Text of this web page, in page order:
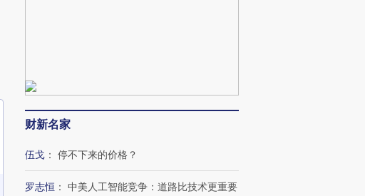
财新名家
伍戈 ： 停不下来的价格？
罗志恒 ： 中美人工智能竞争：道路比技术更重要